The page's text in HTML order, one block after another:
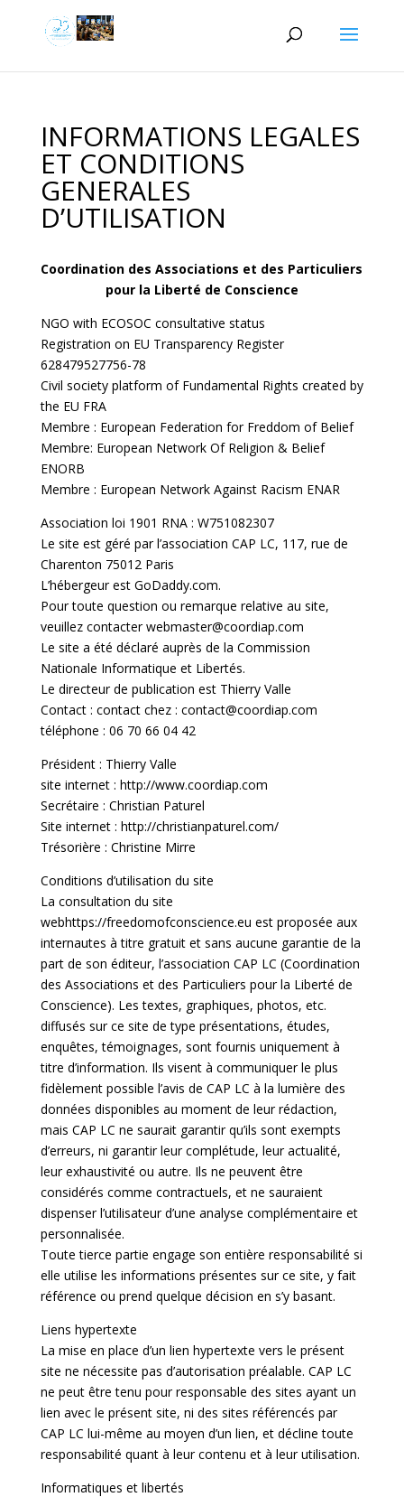
INFORMATIONS LEGALES
ET CONDITIONS
GENERALES
D’UTILISATION
Coordination des Associations et des Particuliers
pour la Liberté de Conscience
NGO with ECOSOC consultative status
Registration on EU Transparency Register
628479527756-78
Civil society platform of Fundamental Rights created by
the EU FRA
Membre : European Federation for Freddom of Belief
Membre: European Network Of Religion & Belief
ENORB
Membre : European Network Against Racism ENAR
Association loi 1901 RNA : W751082307
Le site est géré par l’association CAP LC, 117, rue de
Charenton 75012 Paris
L’hébergeur est GoDaddy.com.
Pour toute question ou remarque relative au site,
veuillez contacterwebmaster@coordiap.com
Le site a été déclaré auprès de la Commission
Nationale Informatique et Libertés.
Le directeur de publication est Thierry Valle
Contact : contact chez : contact@coordiap.com
téléphone : 06 70 66 04 42
Président : Thierry Valle
site internet : http://www.coordiap.com
Secrétaire : Christian Paturel
Site internet : http://christianpaturel.com/
Trésorière : Christine Mirre
Conditions d’utilisation du site
La consultation du site
webhttps://freedomofconscience.eu est proposée aux
internautes à titre gratuit et sans aucune garantie de la
part de son éditeur, l’association CAP LC (Coordination
des Associations et des Particuliers pour la Liberté de
Conscience). Les textes, graphiques, photos, etc.
diffusés sur ce site de type présentations, études,
enquêtes, témoignages, sont fournis uniquement à
titre d’information. Ils visent à communiquer le plus
fidèlement possible l’avis de CAP LC à la lumière des
données disponibles au moment de leur rédaction,
mais CAP LC ne saurait garantir qu’ils sont exempts
d’erreurs, ni garantir leur complétude, leur actualité,
leur exhaustivité ou autre. Ils ne peuvent être
considérés comme contractuels, et ne sauraient
dispenser l’utilisateur d’une analyse complémentaire et
personnalisée.
Toute tierce partie engage son entière responsabilité si
elle utilise les informations présentes sur ce site, y fait
référence ou prend quelque décision en s’y basant.
Liens hypertexte
La mise en place d’un lien hypertexte vers le présent
site ne nécessite pas d’autorisation préalable. CAP LC
ne peut être tenu pour responsable des sites ayant un
lien avec le présent site, ni des sites référencés par
CAP LC lui-même au moyen d’un lien, et décline toute
responsabilité quant à leur contenu et à leur utilisation.
Informatiques et libertés